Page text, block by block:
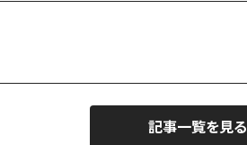
記事一覧を見る